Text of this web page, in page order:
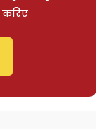
करिए